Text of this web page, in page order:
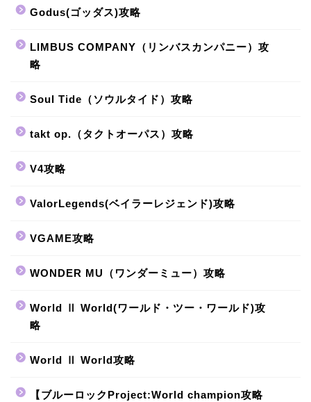
Godus(ゴッダス)攻略
LIMBUS COMPANY（リンバスカンパニー）攻
略
Soul Tide（ソウルタイド）攻略
takt op.（タクトオーパス）攻略
V4攻略
ValorLegends(ベイラーレジェンド)攻略
VGAME攻略
WONDER MU（ワンダーミュー）攻略
World Ⅱ World(ワールド・ツー・ワールド)攻
略
World Ⅱ World攻略
【ブルーロックProject:World champion攻略